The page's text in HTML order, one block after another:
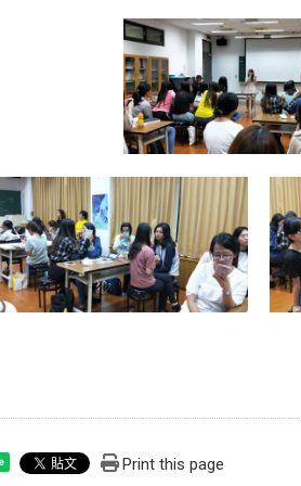
Print this page